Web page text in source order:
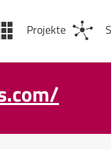
Projekte